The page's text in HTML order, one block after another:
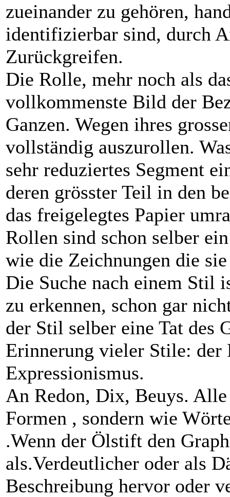
zueinander zu gehören,
identifizierbar sind, durch
Zurückgreifen.
Die Rolle, mehr noch als
vollkommenste Bild der
Ganzen. Wegen ihres
vollständig auszurollen.
sehr reduziertes Segment
deren grösster Teil in den
das freigelegtes Papier
Rollen sind schon selber
wie die Zeichnungen die
Die Suche nach einem Stil
zu erkennen, schon gar
der Stil selber eine Tat des
Erinnerung vieler Stile: der
Expressionismus.
An Redon, Dix, Beuys.
Formen , sondern wie
.Wenn der Ölstift den
als.Verdeutlicher oder als
Beschreibung hervor oder